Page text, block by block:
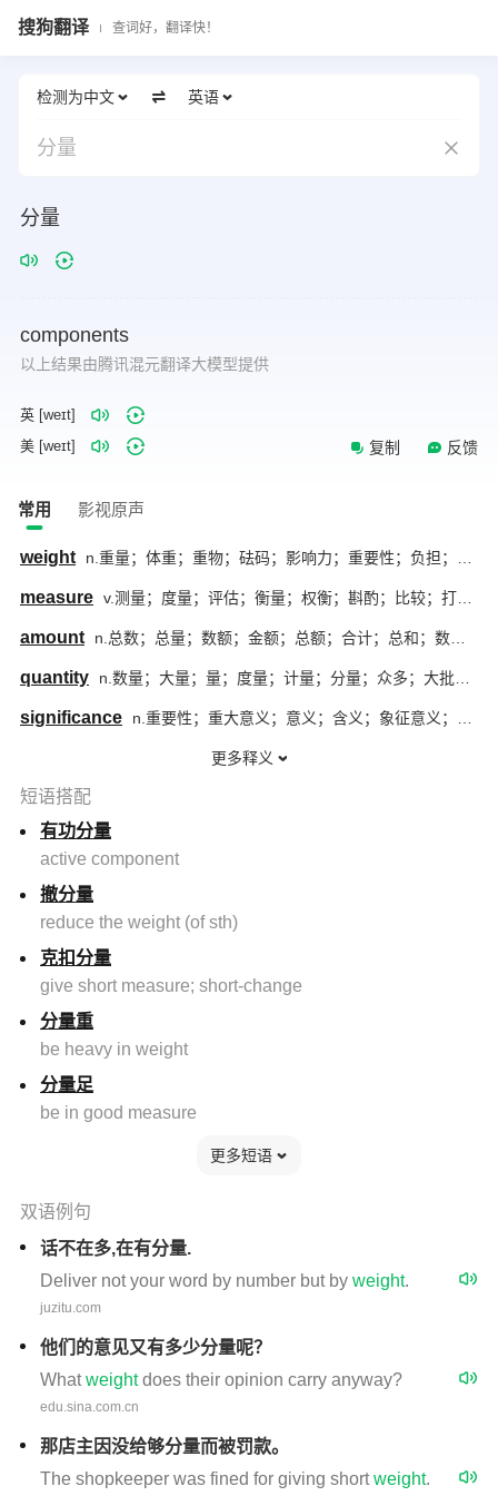
搜狗翻译 查词好，翻译快！
检测为中文 英语
分量
分量
components
以上结果由腾讯混元翻译大模型提供
英 [weɪt]
美 [weɪt]
复制 反馈
常用 影视原声
weight n.重量；体重；重物；砝码；影响力；重要性；负担；压力；权重；权数；重量单位；负荷；压迫感；重任
measure v.测量；度量；评估；衡量；权衡；斟酌；比较；打量；调整；调节；计量；估量；量度；判定（重要性、价值或影响等）；达到一定水平；达到一定标准；量取；测定尺寸；（指尺寸、长短、数量等）量度为；[诗]经过一段距离；走过一段距离
amount n.总数；总量；数额；金额；总额；合计；总和；数量；一笔钱
quantity n.数量；大量；量；度量；计量；分量；众多；大批；大宗；规模；音量；数值；数额
significance n.重要性；重大意义；意义；含义；象征意义；特殊意义；深远影响；显著性；价值；分量
更多释义
短语搭配
有功分量
active component
撤分量
reduce the weight (of sth)
克扣分量
give short measure; short-change
分量重
be heavy in weight
分量足
be in good measure
更多短语
双语例句
话不在多,在有分量.
Deliver not your word by number but by weight.
juzitu.com
他们的意见又有多少分量呢？
Whatweightdoes their opinion carry anyway?
edu.sina.com.cn
那店主因没给够分量而被罚款。
The shopkeeper was fined for giving shortweight.